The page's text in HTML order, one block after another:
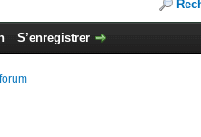
S’enregistrer